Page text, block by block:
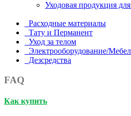
Уходовая продукция
Расходные материалы
Тату и Перманент
Уход за телом
Электрооборудование/
Дезсредства
FAQ
Как купить